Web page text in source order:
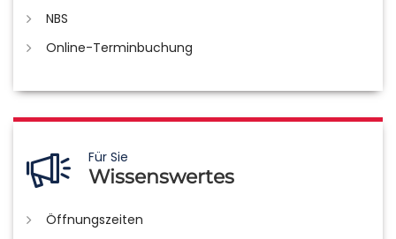
NBS
Online-Terminbuchung
Für Sie
Wissenswertes
Öffnungszeiten